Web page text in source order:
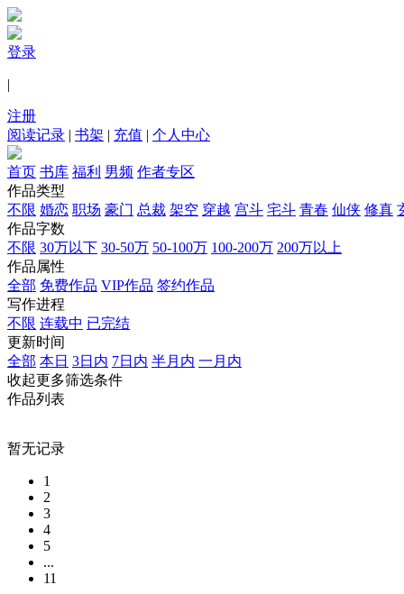
登录
|
注册
阅读记录 | 书架 | 充值 | 个人中心
首页 书库 福利 男频 作者专区
作品类型
不限 婚恋 职场 豪门 总裁 架空 穿越 宫斗 宅斗 青春 仙侠 修真
作品字数
不限 30万以下 30-50万 50-100万 100-200万 200万以上
作品属性
全部 免费作品 VIP作品 签约作品
写作进程
不限 连载中 已完结
更新时间
全部 本日 3日内 7日内 半月内 一月内
收起更多筛选条件
作品列表
暂无记录
1
2
3
4
5
...
11